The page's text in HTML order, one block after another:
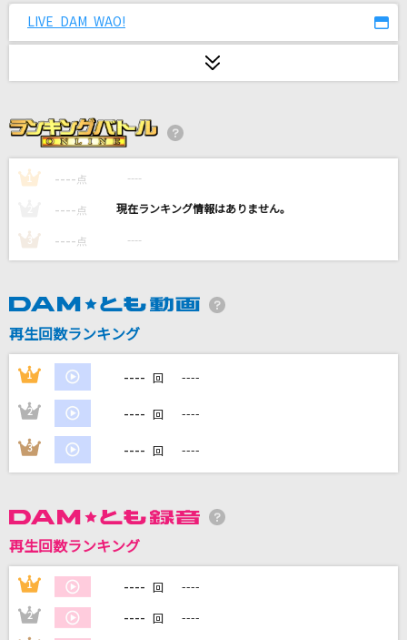
King Gnu
コイスルオトメ
いきものがかり
[生音]さよならエレジー
菅田将暉
愛くださいませ
BEYOND THE TIME
TM NETWORK(TMN)
ハネウマライダー
ポルノグラフィティ
あびすいんざわーるど
[生音]アイビー
LIVE DAM WAO!
1 ---- 点 ----
---- 点 ----
3 ---- 点 ----
再生回数ランキング
1 ---- 回 ----
2 ---- 回 ----
3 ---- 回 ----
再生回数ランキング
1 ---- 回 ----
2 ---- 回 ----